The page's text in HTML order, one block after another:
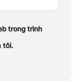
trong trình
tôi.